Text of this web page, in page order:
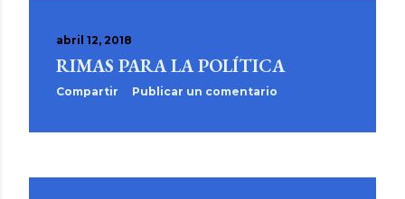
abril 12, 2018
RIMAS PARA LA POLÍTICA
Compartir Publicar un comentario